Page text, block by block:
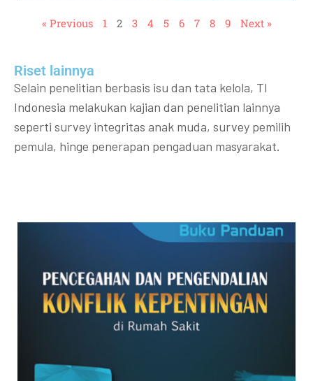
« Previous 1 2 3 4 5 6 7 8 9 Next »
Riset lainnya​​
Selain penelitian berbasis isu dan tata kelola, TI
Indonesia melakukan kajian dan penelitian lainnya
seperti survey integritas anak muda, survey pemilih
pemula, hinge penerapan pengaduan masyarakat.